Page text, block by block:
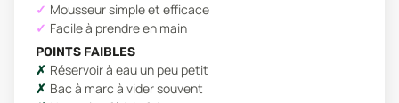
Mousseur simple et efficace
Facile à prendre en main
POINTS FAIBLES
Réservoir à eau un peu petit
Bac à marc à vider souvent